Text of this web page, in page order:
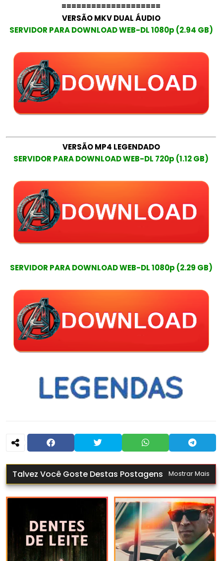
====================
VERSÃO MKV DUAL ÁUDIO
SERVIDOR PARA DOWNLOAD WEB-DL 1080p (2.94 GB)
VERSÃO MP4 LEGENDADO
SERVIDOR PARA DOWNLOAD WEB-DL 720p (1.12 GB)
SERVIDOR PARA DOWNLOAD WEB-DL 1080p (2.29 GB)
Talvez Você Goste Destas Postagens Mostrar Mais